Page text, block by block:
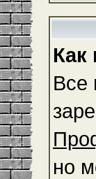
Как
Все
но